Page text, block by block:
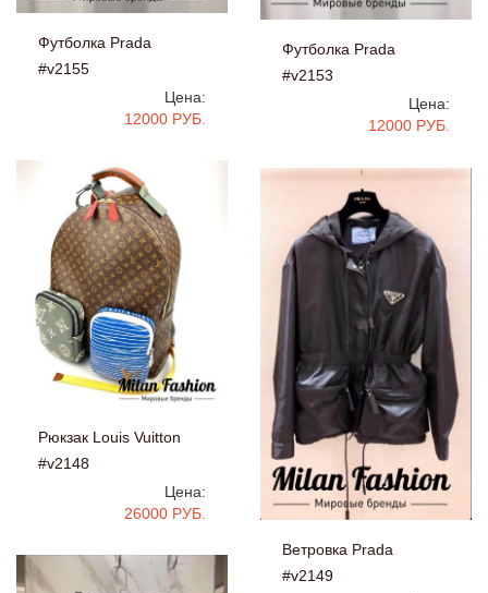
Футболка Prada
#v2155
Цена:
12000 РУБ.
Футболка Prada
#v2153
Цена:
12000 РУБ.
Рюкзак Louis Vuitton
#v2148
Цена:
26000 РУБ.
Ветровка Prada
#v2149